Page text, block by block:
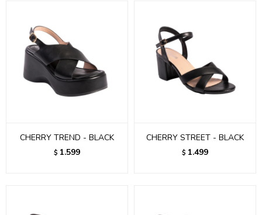
CHERRY TREND - BLACK
$ 1.599
CHERRY STREET - BLACK
$ 1.499